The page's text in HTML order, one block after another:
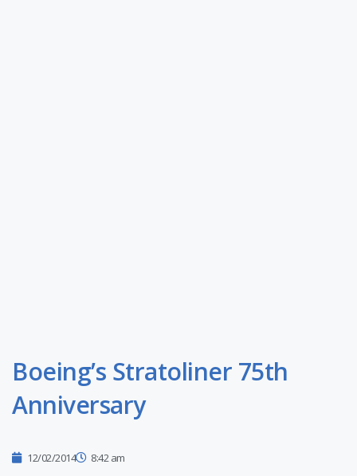
Boeing’s Stratoliner 75th
Anniversary
12/02/2014 8:42 am